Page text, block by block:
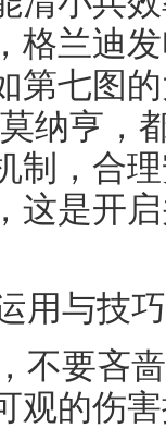
格兰迪
第七图
纳亨，
制，合
这是开
用与技
不要吝
观的伤